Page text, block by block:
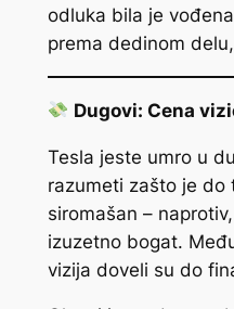
odluka bila je
prema dedinom
Dugovi: Cena
Tesla jeste umro u
razumeti zašto je do
siromašan –
izuzetno bogat.
vizija doveli su do